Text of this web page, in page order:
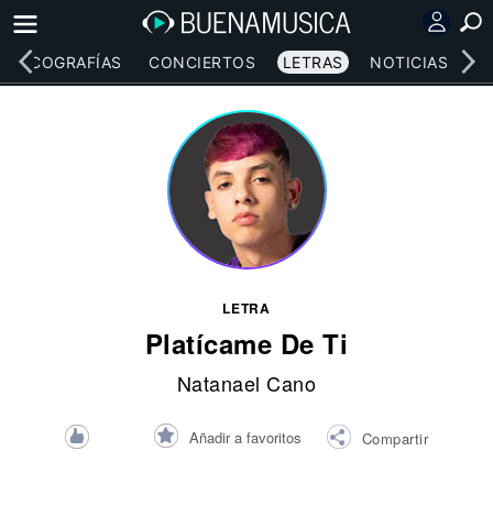
DISCOGRAFÍAS CONCIERTOS LETRAS NOTICIAS
LETRA
Platícame De Ti
Natanael Cano
Añadir a favoritos Compartir